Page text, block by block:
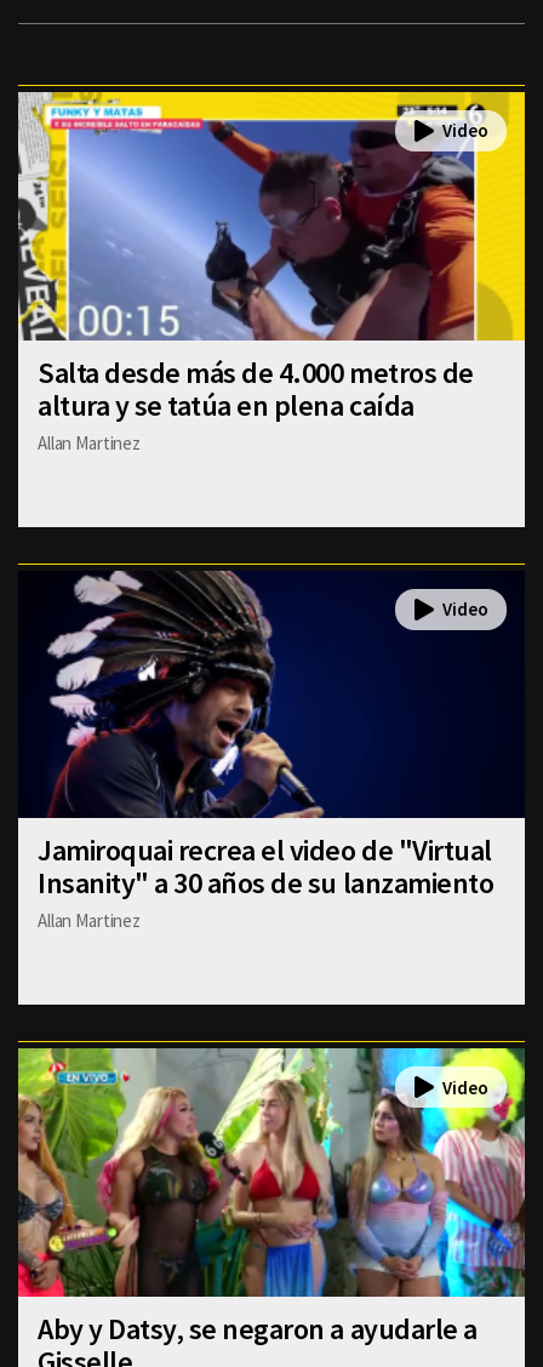
Salta desde más de 4.000 metros de
altura y se tatúa en plena caída
Allan Martinez
Jamiroquai recrea el video de "Virtual
Insanity" a 30 años de su lanzamiento
Allan Martinez
Aby y Datsy, se negaron a ayudarle a